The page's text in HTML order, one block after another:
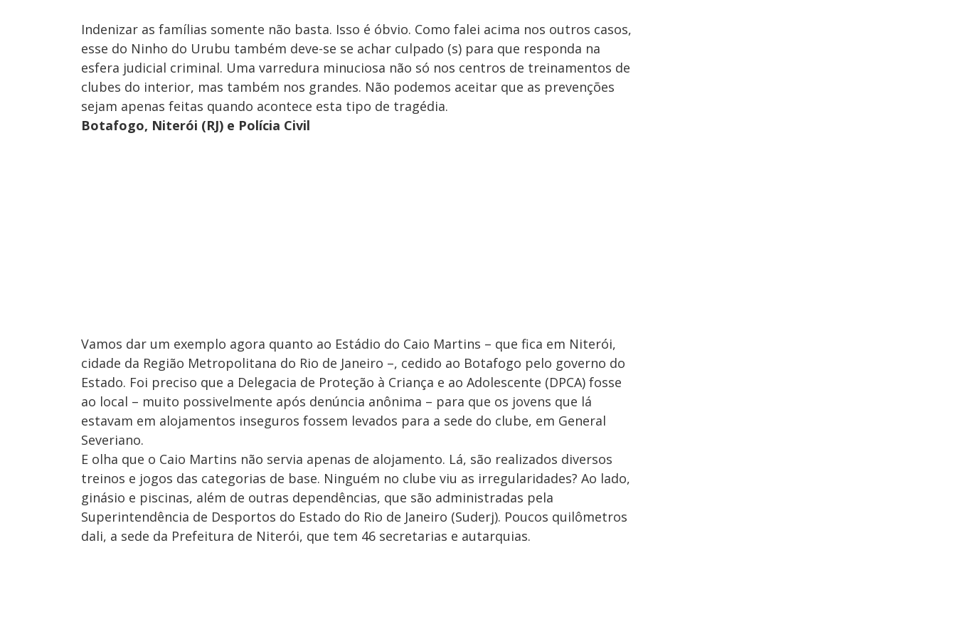
Indenizar as famílias somente não basta. Isso é óbvio. Como falei acima nos outros casos,
esse do Ninho do Urubu também deve-se se achar culpado (s) para que responda na
esfera judicial criminal. Uma varredura minuciosa não só nos centros de treinamentos de
clubes do interior, mas também nos grandes. Não podemos aceitar que as prevenções
sejam apenas feitas quando acontece esta tipo de tragédia.
Botafogo, Niterói (RJ) e Polícia Civil
Vamos dar um exemplo agora quanto ao Estádio do Caio Martins – que fica em Niterói,
cidade da Região Metropolitana do Rio de Janeiro –, cedido ao Botafogo pelo governo do
Estado. Foi preciso que a Delegacia de Proteção à Criança e ao Adolescente (DPCA) fosse
ao local – muito possivelmente após denúncia anônima – para que os jovens que lá
estavam em alojamentos inseguros fossem levados para a sede do clube, em General
Severiano.
E olha que o Caio Martins não servia apenas de alojamento. Lá, são realizados diversos
treinos e jogos das categorias de base. Ninguém no clube viu as irregularidades? Ao lado,
ginásio e piscinas, além de outras dependências, que são administradas pela
Superintendência de Desportos do Estado do Rio de Janeiro (Suderj). Poucos quilômetros
dali, a sede da Prefeitura de Niterói, que tem 46 secretarias e autarquias.